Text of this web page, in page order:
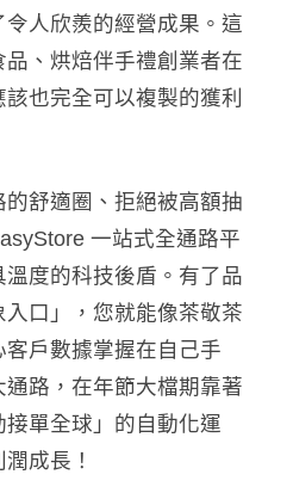
人欣羨的經營成果。這
、烘焙伴手禮創業者在
也完全可以複製的獲利
舒適圈、拒絕被高額抽
一站式全通路平
度的科技後盾。有了品
口」，您就能像茶敬茶
戶數據掌握在自己手
路，在年節大檔期靠著
接單全球」的自動化運
成長！